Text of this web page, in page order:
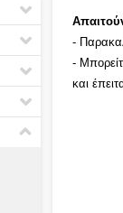
-
-
και